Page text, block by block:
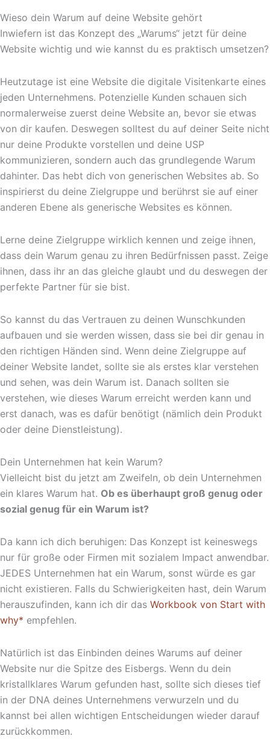
Wieso dein Warum auf deine Website gehört
Inwiefern ist das Konzept des „Warums“ jetzt für deine
Website wichtig und wie kannst du es praktisch umsetzen?
Heutzutage ist eine Website die digitale Visitenkarte eines
jeden Unternehmens. Potenzielle Kunden schauen sich
normalerweise zuerst deine Website an, bevor sie etwas
von dir kaufen. Deswegen solltest du auf deiner Seite nicht
nur deine Produkte vorstellen und deine USP
kommunizieren, sondern auch das grundlegende Warum
dahinter. Das hebt dich von generischen Websites ab. So
inspirierst du deine Zielgruppe und berührst sie auf einer
anderen Ebene als generische Websites es können.
Lerne deine Zielgruppe wirklich kennen und zeige ihnen,
dass dein Warum genau zu ihren Bedürfnissen passt. Zeige
ihnen, dass ihr an das gleiche glaubt und du deswegen der
perfekte Partner für sie bist.
So kannst du das Vertrauen zu deinen Wunschkunden
aufbauen und sie werden wissen, dass sie bei dir genau in
den richtigen Händen sind. Wenn deine Zielgruppe auf
deiner Website landet, sollte sie als erstes klar verstehen
und sehen, was dein Warum ist. Danach sollten sie
verstehen, wie dieses Warum erreicht werden kann und
erst danach, was es dafür benötigt (nämlich dein Produkt
oder deine Dienstleistung).
Dein Unternehmen hat kein Warum?
Vielleicht bist du jetzt am Zweifeln, ob dein Unternehmen
ein klares Warum hat. Ob es überhaupt groß genug oder
sozial genug für ein Warum ist?
Da kann ich dich beruhigen: Das Konzept ist keineswegs
nur für große oder Firmen mit sozialem Impact anwendbar.
JEDES Unternehmen hat ein Warum, sonst würde es gar
nicht existieren. Falls du Schwierigkeiten hast, dein Warum
herauszufinden, kann ich dir das Workbook von Start with
why* empfehlen.
Natürlich ist das Einbinden deines Warums auf deiner
Website nur die Spitze des Eisbergs. Wenn du dein
kristallklares Warum gefunden hast, sollte sich dieses tief
in der DNA deines Unternehmens verwurzeln und du
kannst bei allen wichtigen Entscheidungen wieder darauf
zurückkommen.